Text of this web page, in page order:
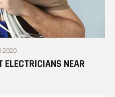
2020
ELECTRICIANS NEAR